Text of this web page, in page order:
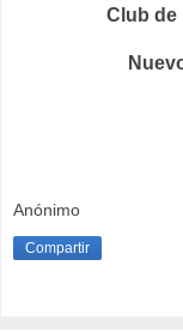
Club de
Anónimo
Compartir